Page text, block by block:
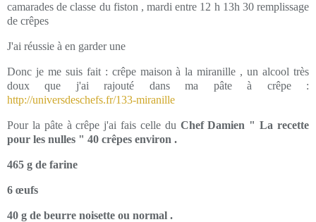
camarades de classe du fiston , mardi entre 12 h 13h 30 remplissage
de crêpes
J'ai réussie à en garder une
Donc je me suis fait : crêpe maison à la miranille , un alcool très
doux que j'ai rajouté dans ma pâte à crêpe :
http://universdeschefs.fr/133-miranille
Pour la pâte à crêpe j'ai fais celle du Chef Damien " La recette
pour les nulles " 40 crêpes environ .
465 g de farine
6 œufs
40 g de beurre noisette ou normal .